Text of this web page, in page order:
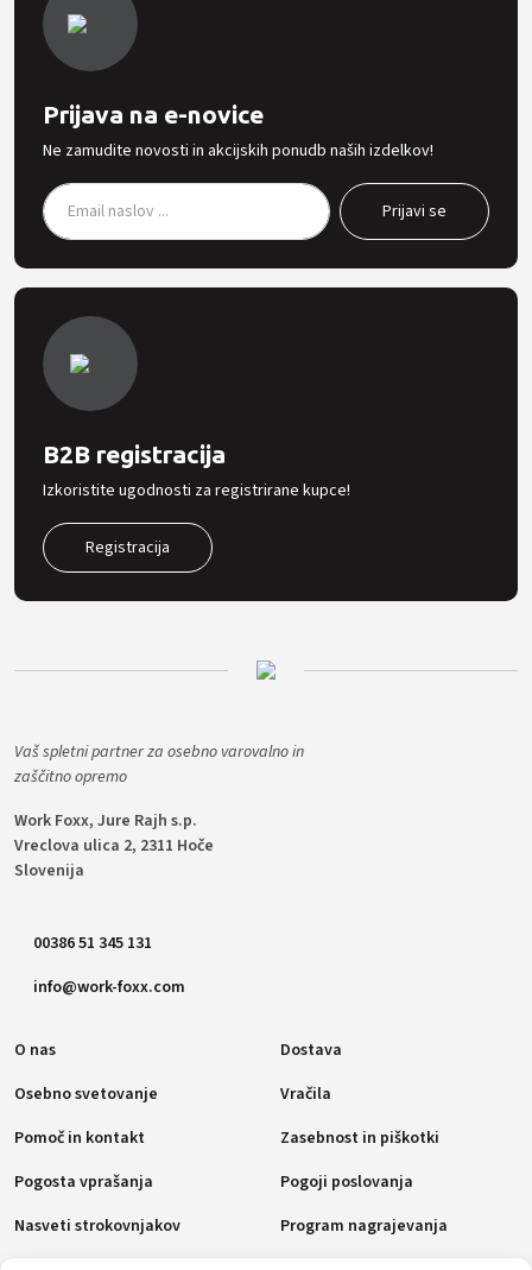
Prijava na e-novice
Ne zamudite novosti in akcijskih ponudb naših izdelkov!
B2B registracija
Izkoristite ugodnosti za registrirane kupce!
Registracija
Vaš spletni partner za osebno varovalno in
zaščitno opremo
Work Foxx, Jure Rajh s.p.
Vreclova ulica 2, 2311 Hoče
Slovenija
00386 51 345 131
info@work-foxx.com
O nas
Osebno svetovanje
Pomoč in kontakt
Pogosta vprašanja
Nasveti strokovnjakov
Dostava
Vračila
Zasebnost in piškotki
Pogoji poslovanja
Program nagrajevanja